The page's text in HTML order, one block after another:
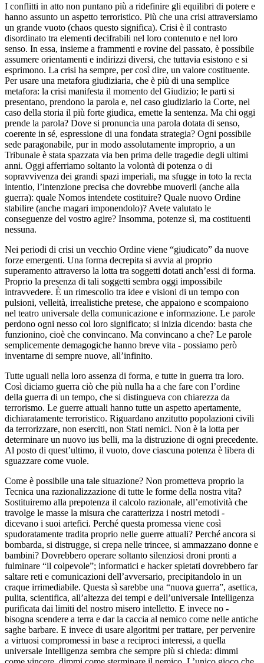
I conflitti in atto non puntano più a ridefinire gli equilibri di potere e
hanno assunto un aspetto terroristico. Più che una crisi attraversiamo
un grande vuoto (chaos questo significa). Crisi è il contrasto
disordinato tra elementi decifrabili nel loro contenuto e nel loro
senso. In essa, insieme a frammenti e rovine del passato, è possibile
assumere orientamenti e indirizzi diversi, che tuttavia esistono e si
esprimono. La crisi ha sempre, per così dire, un valore costituente.
Per usare una metafora giudiziaria, che è più di una semplice
metafora: la crisi manifesta il momento del Giudizio; le parti si
presentano, prendono la parola e, nel caso giudiziario la Corte, nel
caso della storia il più forte giudica, emette la sentenza. Ma chi oggi
prende la parola? Dove si pronuncia una parola dotata di senso,
coerente in sé, espressione di una fondata strategia? Ogni possibile
sede paragonabile, pur in modo assolutamente improprio, a un
Tribunale è stata spazzata via ben prima delle tragedie degli ultimi
anni. Oggi afferriamo soltanto la volontà di potenza o di
sopravvivenza dei grandi spazi imperiali, ma sfugge in toto la recta
intentio, l’intenzione precisa che dovrebbe muoverli (anche alla
guerra): quale Nomos intendete costituire? Quale nuovo Ordine
stabilire (anche magari imponendolo)? Avete valutato le
conseguenze del vostro agire? Insomma, potenze sì, ma costituenti
nessuna.
Nei periodi di crisi un vecchio Ordine viene “giudicato” da nuove
forze emergenti. Una forma decrepita si avvia al proprio
superamento attraverso la lotta tra soggetti dotati anch’essi di forma.
Proprio la presenza di tali soggetti sembra oggi impossibile
intravvedere. È un rimescolio tra idee e visioni di un tempo con
pulsioni, velleità, irrealistiche pretese, che appaiono e scompaiono
nel teatro universale della comunicazione e informazione. Le parole
perdono ogni nesso col loro significato; si inizia dicendo: basta che
funzionino, cioè che convincano. Ma convincano a che? Le parole
semplicemente demagogiche hanno breve vita - possiamo però
inventarne di sempre nuove, all’infinito.
Tutte uguali nella loro assenza di forma, e tutte in guerra tra loro.
Così diciamo guerra ciò che più nulla ha a che fare con l’ordine
della guerra di un tempo, che si distingueva con chiarezza da
terrorismo. Le guerre attuali hanno tutte un aspetto apertamente,
dichiaratamente terroristico. Riguardano anzitutto popolazioni civili
da terrorizzare, non eserciti, non Stati nemici. Non è la lotta per
determinare un nuovo ius belli, ma la distruzione di ogni precedente.
Al posto di quest’ultimo, il vuoto, dove ciascuna potenza è libera di
sguazzare come vuole.
Come è possibile una tale situazione? Non prometteva proprio la
Tecnica una razionalizzazione di tutte le forme della nostra vita?
Sostituiremo alla prepotenza il calcolo razionale, all’emotività che
travolge le masse la misura che caratterizza i nostri metodi -
dicevano i suoi artefici. Perché questa promessa viene così
spudoratamente tradita proprio nelle guerre attuali? Perché ancora si
bombarda, si distrugge, si crepa nelle trincee, si ammazzano donne e
bambini? Dovrebbero operare soltanto silenziosi droni pronti a
fulminare “il colpevole”; informatici e hacker spietati dovrebbero far
saltare reti e comunicazioni dell’avversario, precipitandolo in un
craque irrimediabile. Questa sì sarebbe una “nuova guerra”, asettica,
pulita, scientifica, all’altezza dei tempi e dell’universale Intelligenza
purificata dai limiti del nostro misero intelletto. E invece no -
bisogna scendere a terra e dar la caccia al nemico come nelle antiche
saghe barbare. E invece di usare algoritmi per trattare, per pervenire
a virtuosi compromessi in base a reciproci interessi, a quella
universale Intelligenza sembra che sempre più si chieda: dimmi